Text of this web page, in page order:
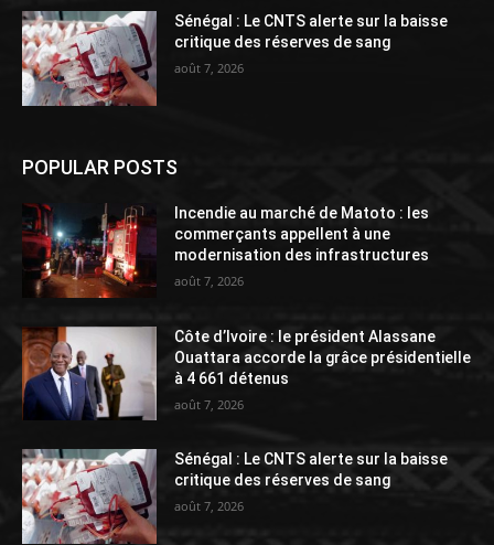
Sénégal : Le CNTS alerte sur la baisse
critique des réserves de sang
août 7, 2026
POPULAR POSTS
Incendie au marché de Matoto : les
commerçants appellent à une
modernisation des infrastructures
août 7, 2026
Côte d’Ivoire : le président Alassane
Ouattara accorde la grâce présidentielle
à 4 661 détenus
août 7, 2026
Sénégal : Le CNTS alerte sur la baisse
critique des réserves de sang
août 7, 2026